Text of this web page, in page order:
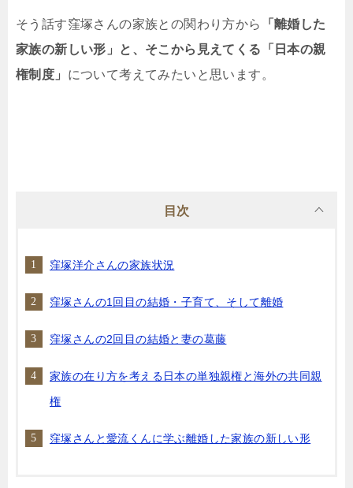
そう話す窪塚さんの家族との関わり方から
「離婚した
家族の新しい形」と、そこから見えてくる「日本の親
権制度」 について考えてみたいと思います。
目次
窪塚洋介さんの家族状況
窪塚さんの1回目の結婚・子育て、そして離婚
窪塚さんの2回目の結婚と妻の葛藤
家族の在り方を考える日本の単独親権と海外の共同親
権
窪塚さんと愛流くんに学ぶ離婚した家族の新しい形